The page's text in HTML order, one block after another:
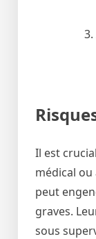
Il est
médical ou
peut
graves.
sous